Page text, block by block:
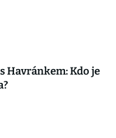
Havránkem: Kdo je